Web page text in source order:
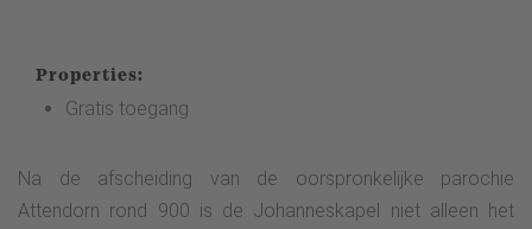
Properties:
Gratis toegang
Na de afscheiding van de oorspronkelijke parochie
Attendorn rond 900 is de Johanneskapel niet alleen het